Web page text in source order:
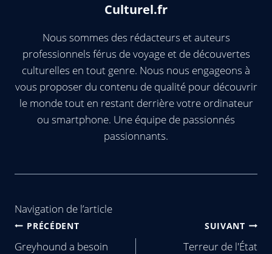
Culturel.fr
Nous sommes des rédacteurs et auteurs
professionnels férus de voyage et de découvertes
culturelles en tout genre. Nous nous engageons à
vous proposer du contenu de qualité pour découvrir
le monde tout en restant derrière votre ordinateur
ou smartphone. Une équipe de passionnés
passionnants.
Navigation de l’article
PRÉCÉDENT
Greyhound a besoin
SUIVANT
Terreur de l'État